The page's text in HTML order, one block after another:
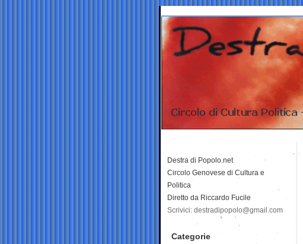
Destra di Popolo.net
Circolo Genovese di Cultura e
Politica
Diretto da Riccardo Fucile
Scrivici: destradipopolo@gmail.com
Categorie